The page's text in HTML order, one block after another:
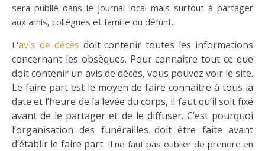
sera publié dans le journal local mais surtout à partager
aux amis, collègues et famille du défunt.
L’avis de décès doit contenir toutes les informations
concernant les obsèques. Pour connaitre tout ce que
doit contenir un avis de décès, vous pouvez voir le site.
Le faire part est le moyen de faire connaitre à tous la
date et l’heure de la levée du corps, il faut qu’il soit fixé
avant de le partager et de le diffuser. C’est pourquoi
l’organisation des funérailles doit être faite avant
d’établir le faire part. Il ne faut pas oublier de prendre en